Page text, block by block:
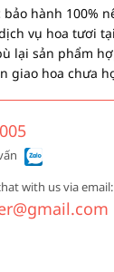
hành 100%
vụ hoa tươi
lại sản phẩm
giao hoa chưa
with us via email: